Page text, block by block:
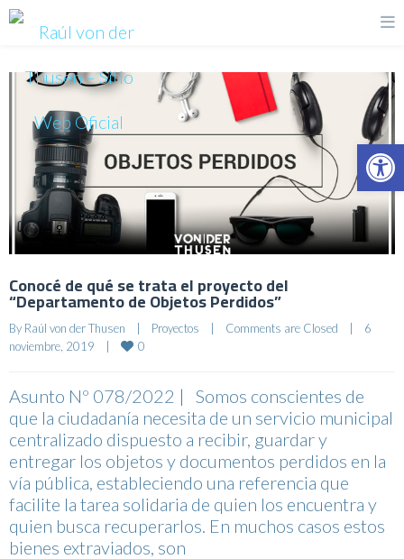
Conocé de qué se trata el proyecto del
“Departamento de Objetos Perdidos”
By Raúl von der Thusen | Proyectos | Comments are Closed |
6
noviembre, 2019
| 0
Asunto Nº 078/2022 | Somos conscientes de
que la ciudadanía necesita de un servicio municipal
centralizado dispuesto a recibir, guardar y
entregar los objetos y documentos perdidos en la
vía pública, estableciendo una referencia que
facilite la tarea solidaria de quien los encuentra y
quien busca recuperarlos. En muchos casos estos
bienes extraviados, son